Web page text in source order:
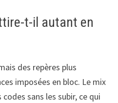
t-il autant en
des repères plus
imposées en bloc. Le mix
sans les subir, ce qui